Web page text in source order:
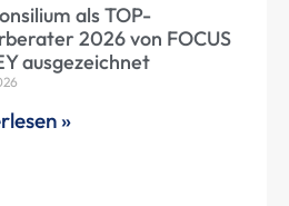
als TOP-
2026 von FOCUS
ausgezeichnet
»